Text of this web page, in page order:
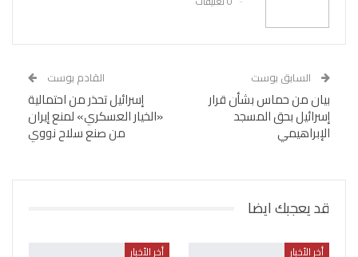
السابق بوست
بيان من حماس بشأن قرار
إسرائيل بحق المسجد
الإبراهيمي
القادم بوست
إسرائيل تحذر من احتمالية
«الخيار العسكري» لمنع إيران
من صنع سلاح نووي
قد يعجبك ايضا
أخر الأخبار أخر الأخبار